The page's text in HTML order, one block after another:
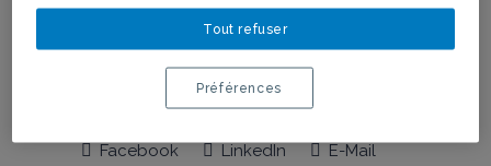
Facebook LinkedIn E-Mail
Tout refuser
Préférences